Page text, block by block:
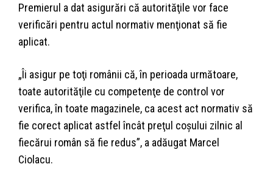
Premierul a dat asigurări că autorităţile vor face
verificări pentru actul normativ menţionat să fie
aplicat.
„Îi asigur pe toţi românii că, în perioada următoare,
toate autorităţile cu competenţe de control vor
verifica, în toate magazinele, ca acest act normativ să
fie corect aplicat astfel încât preţul coşului zilnic al
fiecărui român să fie redus”, a adăugat Marcel
Ciolacu.